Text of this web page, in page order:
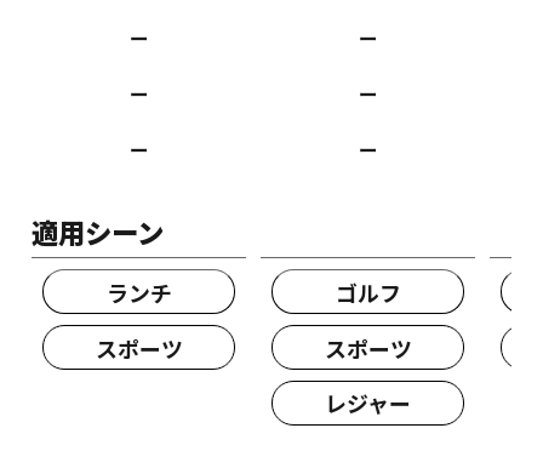
ー ー
ー ー
ー ー
適用シーン
ランチ
スポーツ
ゴルフ
スポーツ
レジャー